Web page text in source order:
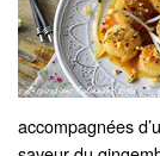
accompagnées